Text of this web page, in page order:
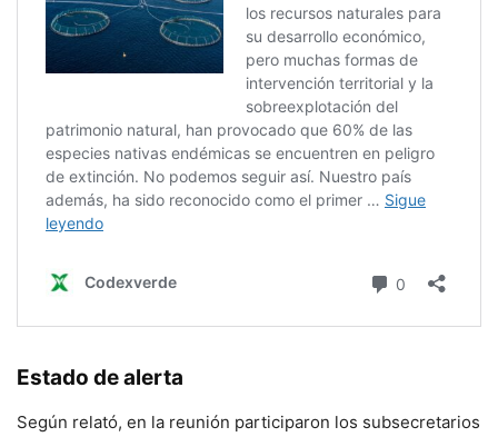
Estado de alerta
Según relató, en la reunión participaron los subsecretarios